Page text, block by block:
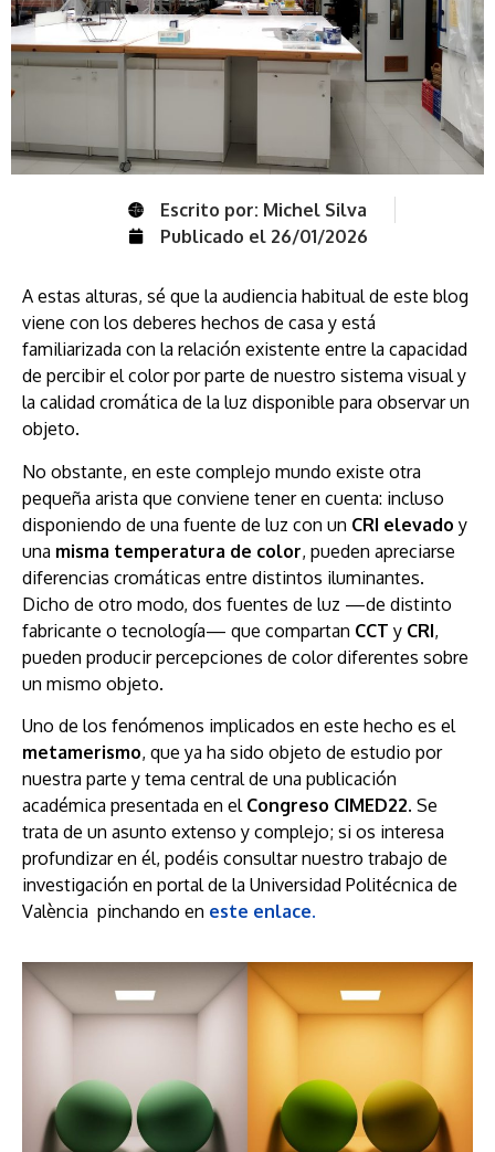
Escrito por: Michel Silva
Publicado el 26/01/2026
A estas alturas, sé que la audiencia habitual de este blog
viene con los deberes hechos de casa y está
familiarizada con la relación existente entre la capacidad
de percibir el color por parte de nuestro sistema visual y
la calidad cromática de la luz disponible para observar un
objeto.
No obstante, en este complejo mundo existe otra
pequeña arista que conviene tener en cuenta: incluso
disponiendo de una fuente de luz con un CRI elevado y
una misma temperatura de color, pueden apreciarse
diferencias cromáticas entre distintos iluminantes.
Dicho de otro modo, dos fuentes de luz —de distinto
fabricante o tecnología— que compartan CCT y CRI,
pueden producir percepciones de color diferentes sobre
un mismo objeto.
Uno de los fenómenos implicados en este hecho es el
metamerismo, que ya ha sido objeto de estudio por
nuestra parte y tema central de una publicación
académica presentada en el Congreso CIMED22. Se
trata de un asunto extenso y complejo; si os interesa
profundizar en él, podéis consultar nuestro trabajo de
investigación en portal de la Universidad Politécnica de
València pinchando en este enlace.